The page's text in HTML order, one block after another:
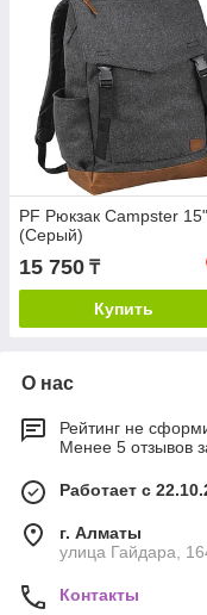
PF Рюкзак Campster 15"
(Серый)
15 750 ₸
Купить
О нас
Рейтинг не
Менее 5 отзывов
Работает с
г. Алматы
улица Гайдара,
Контакты